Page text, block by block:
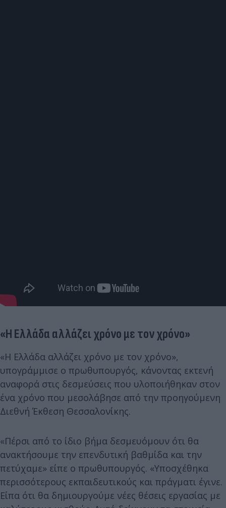
«Η Ελλάδα αλλάζει χρόνο με τον χρόνο»
«Η Ελλάδα αλλάζει χρόνο με τον χρόνο»,
υπογράμμισε ο πρωθυπουργός, κάνοντας εκτενή
αναφορά στις δεσμεύσεις που υλοποιήθηκαν στον
ένα χρόνο που μεσολάβησε από την προηγούμενη
Διεθνή Έκθεση Θεσσαλονίκης.
«Πέρσι από το ίδιο βήμα δεσμευόμουν ότι θα
ανακτήσουμε την επενδυτική βαθμίδα και την
πετύχαμε» είπε ο πρωθυπουργός. «Υποσχέθηκα
περισσότερους εκπαιδευτικούς και πράγματι έγινε.
Είπα ότι θα δημιουργούμε νέες θέσεις εργασίας με